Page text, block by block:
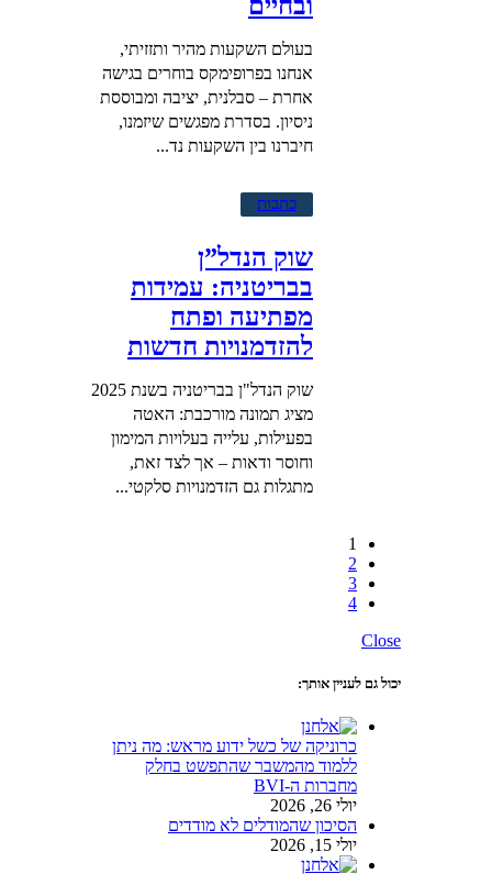
בעולם השקעות מהיר ותזזיתי,
אנחנו בפרופימקס בוחרים בגישה
אחרת – סבלנית, יציבה ומבוססת
ניסיון. בסדרת מפגשים שיזמנו,
חיברנו בין השקעות נד...
כתבות
שוק הנדל”ן
בבריטניה: עמידות
מפתיעה ופתח
להזדמנויות חדשות
שוק הנדל"ן בבריטניה בשנת 2025
מציג תמונה מורכבת: האטה
בפעילות, עלייה בעלויות המימון
וחוסר ודאות – אך לצד זאת,
מתגלות גם הזדמנויות סלקטי...
1
2
3
4
Close
יכול גם לעניין אותך:
כרוניקה של כשל ידוע מראש: מה ניתן
ללמוד מהמשבר שהתפשט בחלק
מחברות ה-BVI
יולי 26, 2026
הסיכון שהמודלים לא מודדים
יולי 15, 2026